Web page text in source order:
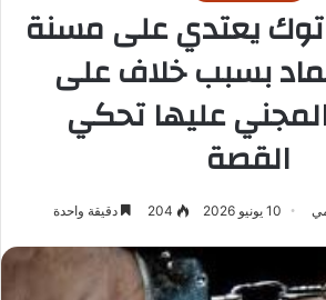
يعتدي على مسنة
بسبب خلاف على
عليها تحكي
القصة
10 يونيو 2026 204 دقيقة واحدة